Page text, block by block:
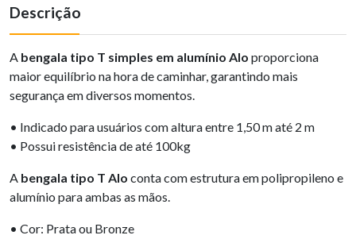
Descrição
A bengala tipo T simples em alumínio Alo proporciona
maior equilíbrio na hora de caminhar, garantindo mais
segurança em diversos momentos.
• Indicado para usuários com altura entre 1,50 m até 2 m
• Possui resistência de até 100kg
A bengala tipo T Alo conta com estrutura em polipropileno e
alumínio para ambas as mãos.
• Cor: Prata ou Bronze